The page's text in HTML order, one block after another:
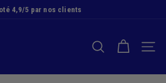
4,9/5 par nos clients
RECHERCHER